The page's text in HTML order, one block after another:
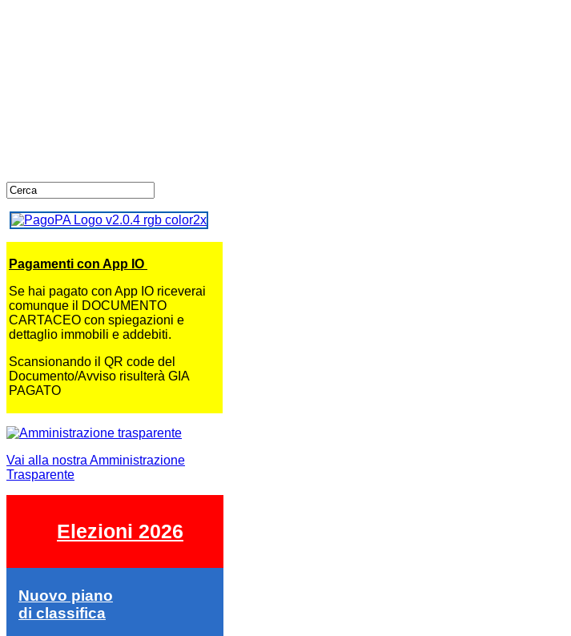
Pagamenti con App IO
Se hai pagato con App IO riceverai
comunque il DOCUMENTO
CARTACEO con spiegazioni e
dettaglio immobili e addebiti.
Scansionando il QR code del
Documento/Avviso risulterà GIA
PAGATO
Vai alla nostra Amministrazione
Trasparente
Elezioni 2026
Nuovo piano
di classifica